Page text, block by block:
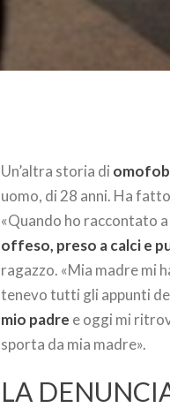
Un’altra storia di
uomo, di 28 anni. Ha fatto
«Quando ho raccontato
offeso, preso a calci e
ragazzo. «Mia madre mi
tenevo tutti gli appunti
mio padre e oggi mi
sporta da mia madre».
LA